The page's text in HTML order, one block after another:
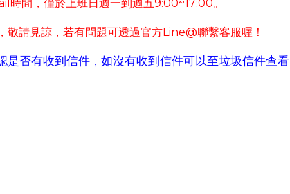
時間 ， 僅於上班日週一到週五9:00~17:00。
， 敬請見諒 ， 若有問題可透過官方Line@聯繫客服喔！
是否有收到信件 ， 如沒有收到信件可以至垃圾信件查看